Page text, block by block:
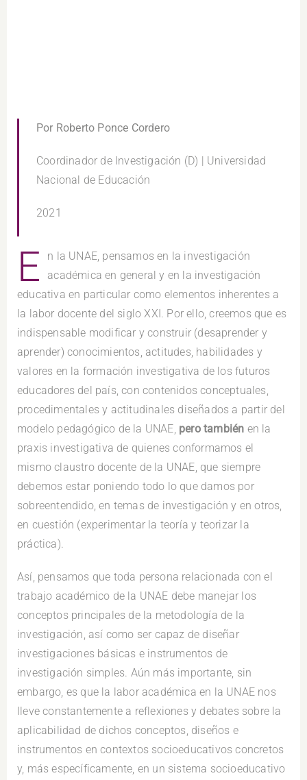
Por Roberto Ponce Cordero
Coordinador de Investigación (D) | Universidad
Nacional de Educación
2021
E
n la UNAE, pensamos en la investigación
académica en general y en la investigación
educativa en particular como elementos inherentes a
la labor docente del siglo XXI. Por ello, creemos que es
indispensable modificar y construir (desaprender y
aprender) conocimientos, actitudes, habilidades y
valores en la formación investigativa de los futuros
educadores del país, con contenidos conceptuales,
procedimentales y actitudinales diseñados a partir del
modelo pedagógico de la UNAE, pero también en la
praxis investigativa de quienes conformamos el
mismo claustro docente de la UNAE, que siempre
debemos estar poniendo todo lo que damos por
sobreentendido, en temas de investigación y en otros,
en cuestión (experimentar la teoría y teorizar la
práctica).
Así, pensamos que toda persona relacionada con el
trabajo académico de la UNAE debe manejar los
conceptos principales de la metodología de la
investigación, así como ser capaz de diseñar
investigaciones básicas e instrumentos de
investigación simples. Aún más importante, sin
embargo, es que la labor académica en la UNAE nos
lleve constantemente a reflexiones y debates sobre la
aplicabilidad de dichos conceptos, diseños e
instrumentos en contextos socioeducativos concretos
y, más específicamente, en un sistema socioeducativo